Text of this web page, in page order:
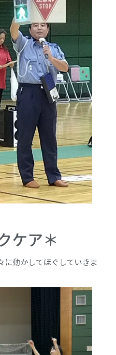
ケア＊
に動かしてほぐしていきま